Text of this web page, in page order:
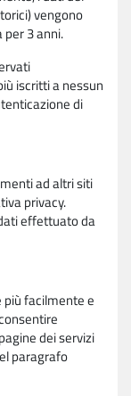
vengono
3 anni.
iscritti a nessun
di
ad altri siti
privacy.
effettuato da
più facilmente e
dei servizi
paragrafo